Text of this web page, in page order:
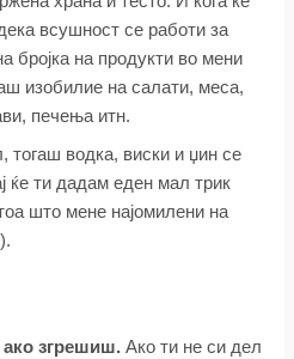
всушност се работи за
на продукти во мени
изобилие на салати, меса,
печења итн.
тогаш водка, виски и џин се
ќе ти дадам еден мал трик
што мене најомилени на
ако згрешиш.Ако ти не си дел